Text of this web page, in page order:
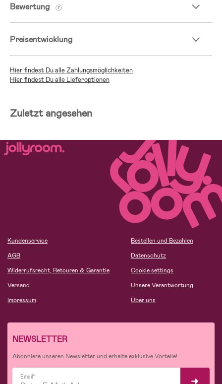
Bewertung
Preisentwicklung
Hier findest Du alle Zahlungsmöglichkeiten
Hier findest Du alle Lieferoptionen
Zuletzt angesehen
Kundenservice
AGB
Widerrufsrecht, Retouren & Garantie
Versand
Impressum
Bestellen und Bezahlen
Datenschutz
Cookie settings
Unsere Verantwortung
Über uns
NEWSLETTER
Abonniere unseren Newsletter und erhalte exklusive Vorteile!
Email*